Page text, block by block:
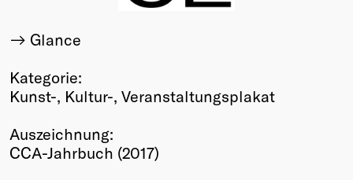
Info
Young Creatives
Friends of Creativity
Winners
2026
Glance
Kategorie:
Kunst-, Kultur-, Veranstaltungsplakat
Auszeichnung:
CCA-Jahrbuch (2017)